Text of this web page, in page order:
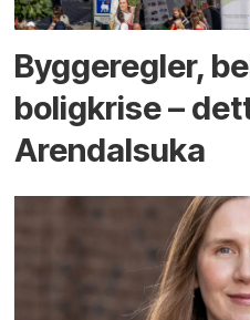
Bygge­regler,
bolig­krise –
Arendals­uka